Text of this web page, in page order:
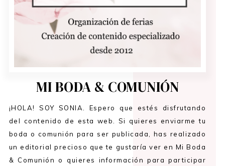
MI BODA & COMUNIÓN
¡HOLA! SOY SONIA. Espero que estés disfrutando
del contenido de esta web. Si quieres enviarme tu
boda o comunión para ser publicada, has realizado
un editorial precioso que te gustaría ver en Mi Boda
& Comunión o quieres información para participar